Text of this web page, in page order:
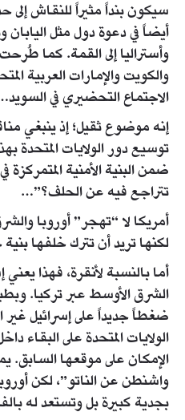
سيكون بنداً مثيراً للنقاش إلى
أيضاً في دعوة دول مثل اليابان
وأستراليا إلى القمة. كما
والكويت والإمارات العربية
الاجتماع التحضيري في
إنه موضوع ثقيل؛ إذ ينبغي
توسيع دور الولايات المتحدة
ضمن البنية الأمنية المتمركزة
تتراجع فيه عن الحلف؟”…
أمريكا لا “تهجر” أوروبا
لكنها تريد أن تترك خلفها
أما بالنسبة لأنقرة، فهذا
الشرق الأوسط عبر تركيا.
ضغطاً جديداً على إسرائيل
الولايات المتحدة على البقاء
الإمكان على موقعها
واشنطن عن الناتو”، لكن
بجدية كبيرة بل وتستعد له